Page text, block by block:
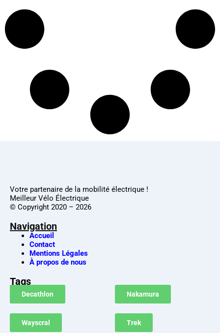
Votre partenaire de la mobilité électrique !
Meilleur Vélo Électrique
© Copyright 2020 – 2026
Navigation
Accueil
Contact
Mentions Légales
À propos de nous
Tags
Decathlon Nakamura
Wayscral Trek